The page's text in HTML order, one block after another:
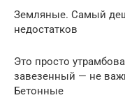
Земляные. Самый
недостатков
Это просто
завезенный — не
Бетонные